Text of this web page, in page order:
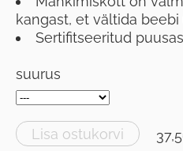
kangast, et vältida
Sertifitseeritud
suurus
Lisa ostukorvi